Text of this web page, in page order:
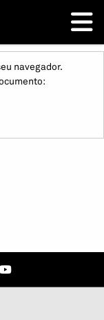
navegador.